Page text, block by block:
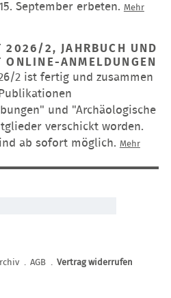
September erbeten. Mehr
2026/2, JAHRBUCH UND
ONLINE-ANMELDUNGEN
2 ist fertig und zusammen
und "Archäologische
verschickt worden.
ab sofort möglich. Mehr
AGB Vertrag widerrufen